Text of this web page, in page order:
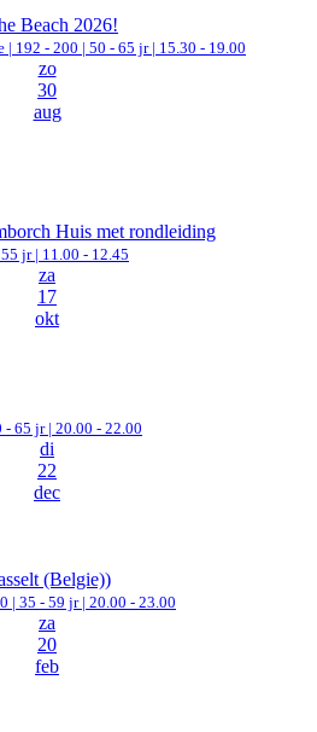
Beach 2026!
| 192 - 200 | 50 - 65 jr | 15.30 - 19.00
zo
30
aug
Huis met rondleiding
jr | 11.00 - 12.45
za
17
okt
- 65 jr | 20.00 - 22.00
di
22
dec
(Belgie))
| 35 - 59 jr | 20.00 - 23.00
za
20
feb